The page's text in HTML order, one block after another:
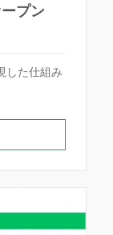
プン
した仕組み